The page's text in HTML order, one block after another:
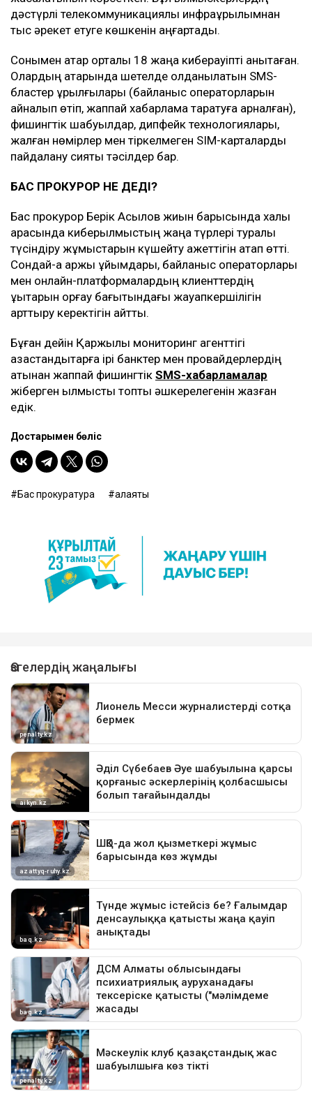
дәстүрлі телекоммуникациялық инфрақұрылымнан
тыс әрекет етуге көшкенін аңғартады.
Сонымен қатар орталық 18 жаңа киберқауіпті анықтаған.
Олардың қатарында шетелде қолданылатын SMS-
бластер құрылғылары (байланыс операторларын
айналып өтіп, жаппай хабарлама таратуға арналған),
фишингтік шабуылдар, дипфейк технологиялары,
жалған нөмірлер мен тіркелмеген SIM-карталарды
пайдалану сияқты тәсілдер бар.
БАС ПРОКУРОР НЕ ДЕДІ?
Бас прокурор Берік Асылов жиын барысында халық
арасында киберқылмыстың жаңа түрлері туралы
түсіндіру жұмыстарын күшейту қажеттігін атап өтті.
Сондай-ақ қаржы ұйымдары, байланыс операторлары
мен онлайн-платформалардың клиенттердің
құқықтарын қорғау бағытындағы жауапкершілігін
арттыру керектігін айтты.
Бұған дейін Қаржылық мониторинг агенттігі
қазақстандықтарға ірі банктер мен провайдерлердің
атынан жаппай фишингтік SMS-хабарламалар
жіберген қылмыстық топты әшкерелегенін жазған
едік.
Достарыңмен бөліс
Бас прокуратура алаяқтық